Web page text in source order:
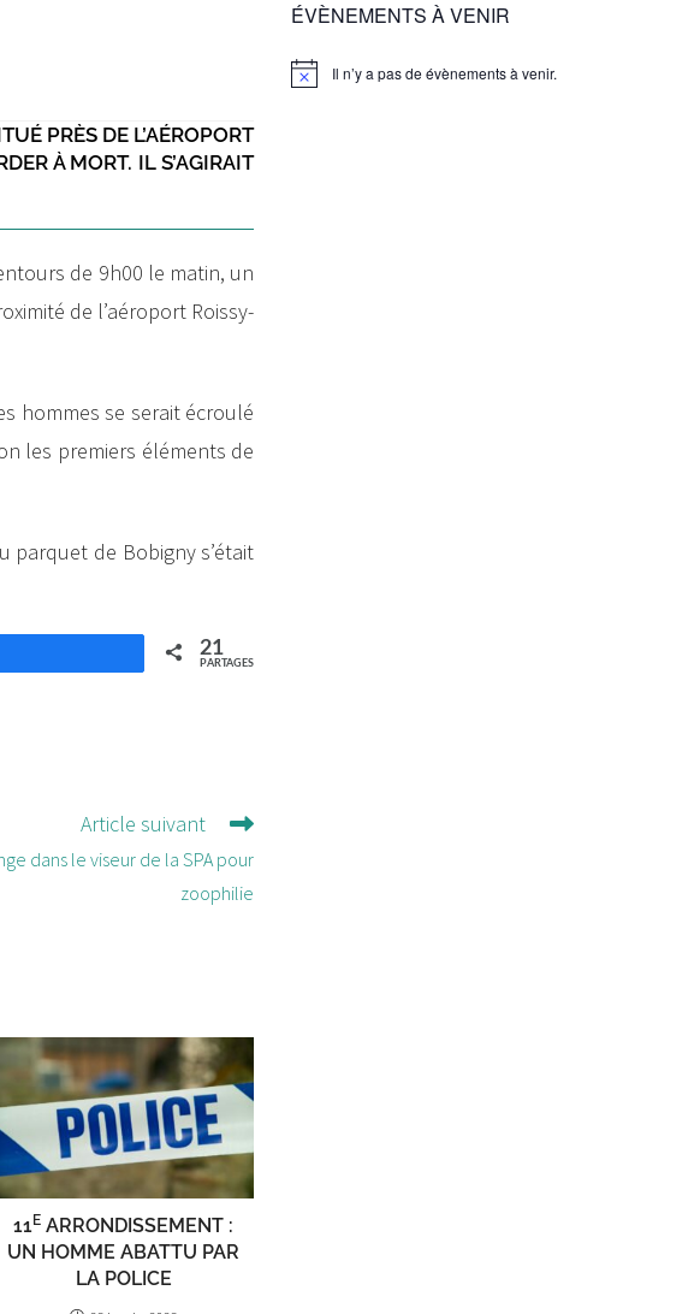
PRÈS DE L’AÉROPORT
À MORT. IL S’AGIRAIT
de 9h00 le matin, un
de l’aéroport Roissy-
hommes se serait écroulé
les premiers éléments de
parquet de Bobigny s’était
21
PARTAGES
Article suivant
dans le viseur de la SPA pour
zoophilie
11E ARRONDISSEMENT :
UN HOMME ABATTU PAR
LA POLICE
ÉVÈNEMENTS À VENIR
Il n’y a pas de évènements à venir.